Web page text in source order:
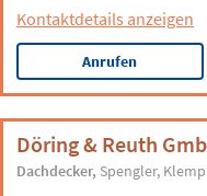
Kontaktdetails anzeigen
Anrufen
Döring & Reuth
Dachdecker Spengler